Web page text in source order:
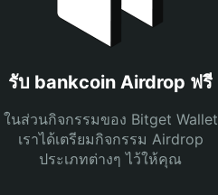
รับ bankcoin Airdrop ฟรี
ในส่วนกิจกรรมของ Bitget Wallet
เราได้เตรียมกิจกรรม Airdrop
ประเภทต่างๆ ไว้ให้คุณ